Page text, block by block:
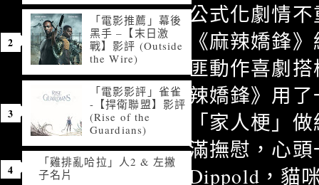
公式化劇情
《麻辣嬌鋒
匪動作喜劇
辣嬌鋒》用
「家人梗」
滿撫慰，心
Dippold，貓
「電影推薦」幕後
黑手 –【末日激
戰】影評 (Outside
the Wire)
「電影影評」雀雀
-【捍衛聯盟】影評
(Rise of the
Guardians)
「雞排亂哈拉」人2 & 左撇
子名片